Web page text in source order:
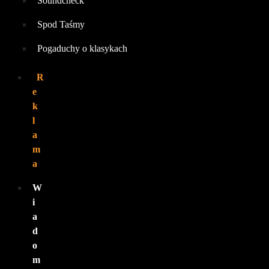
Spod Taśmy
Pogaduchy o klasykach
R
e
k
l
a
m
a
W
i
a
d
o
m